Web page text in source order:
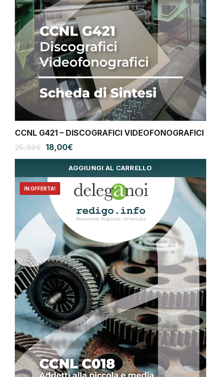
CCNL G421 – DISCOGRAFICI VIDEOFONOGRAFICI
25,00€ Il
originale
25,00€.
18,00€
attuale
18,00€.
AGGIUNGI AL CARRELLO
IN OFFERTA!